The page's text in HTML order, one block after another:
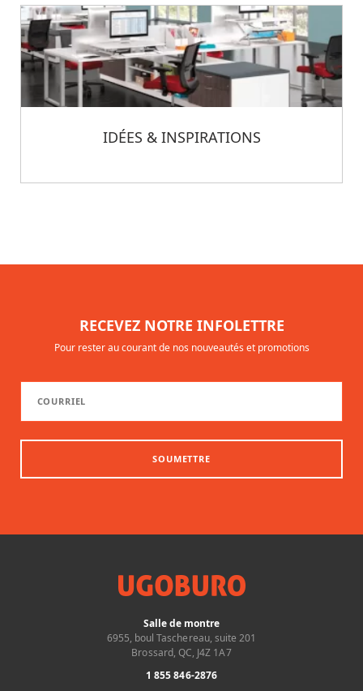
IDÉES & INSPIRATIONS
RECEVEZ NOTRE INFOLETTRE
Pour rester au courant de nos nouveautés et promotions
SOUMETTRE
Salle de montre
6955, boul Taschereau, suite 201
Brossard, QC, J4Z 1A7
1 855 846-2876